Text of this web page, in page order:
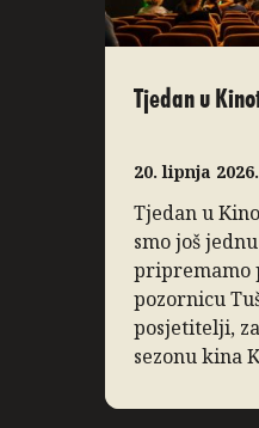
Tjedan u
20. lipnja 2026.
Tjedan u
smo još
pripremamo
pozornicu
posjetitelji,
sezonu kina
koristimo